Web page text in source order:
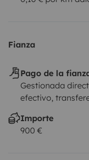
Fianza
Pago de la
Gestionada
efectivo,
Importe
900 €